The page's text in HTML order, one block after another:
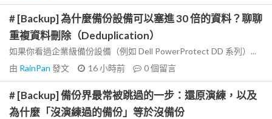
# [Backup] 為什麼備份設備可以塞進 30 倍的資料？聊聊
重複資料刪除（Deduplication）
如果你看過企業級備份設備（例如 Dell PowerProtect DD 系列）...
由 RainPan 發文 16 小時前 0個留言
# [Backup] 備份界最常被跳過的一步：還原演練，以及
為什麼「沒演練過的備份」等於沒備份